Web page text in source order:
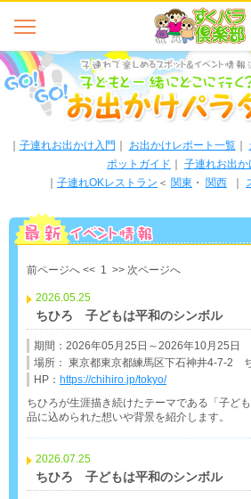
子連れお出かけ入門 お出かけレポート一覧｜
ポットガイド
子連れお出か
子連れOKレストラン ＜ 関東 ・ 関西
前ページへ << 1 >> 次ページへ
2026.05.25
ちひろ 子どもは平和のシンボル
期間：2026年05月25日～2026年10月25日
場所： 東京都東京都練馬区下石神井4-7-2
HP： https://chihiro.jp/tokyo/
ちひろが生涯描き続けたテーマである「子ど
品に込められた想いや背景を紹介します。
2026.07.25
ちひろ 子どもは平和のシンボル